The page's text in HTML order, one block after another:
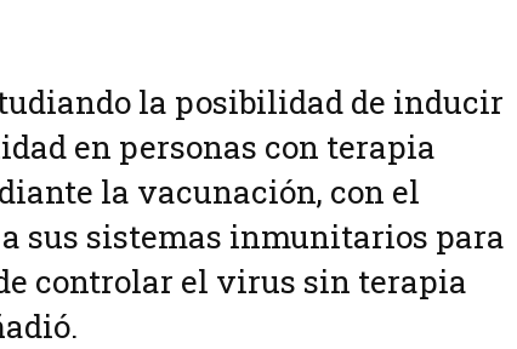
la posibilidad de inducir
en personas con terapia
la vacunación, con el
sus sistemas inmunitarios para
controlar el virus sin terapia